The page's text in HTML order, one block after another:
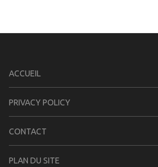
ACCUEIL
PRIVACY POLICY
CONTACT
PLAN DU SITE